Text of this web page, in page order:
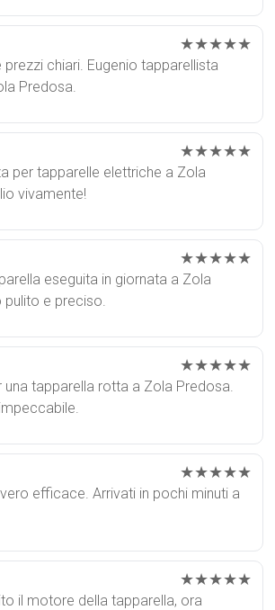
★★★★★
chiari. Eugenio tapparellista
Predosa.
★★★★★
per tapparelle elettriche a Zola
vivamente!
★★★★★
eseguita in giornata a Zola
e preciso.
★★★★★
tapparella rotta a Zola Predosa.
★★★★★
efficace. Arrivati in pochi minuti a
★★★★★
il motore della tapparella, ora